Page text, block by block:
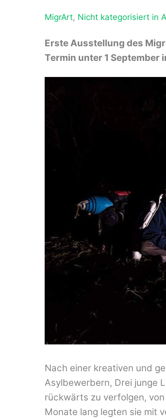
MigrArt, Nicht kategorisiert in
Erste Ausstellung des
Termin unter 1 September
Nach einer kreativen und
Asylbewerbern, Drei junge
rückwärts zu verfolgen,
Monate lang legten sie mit